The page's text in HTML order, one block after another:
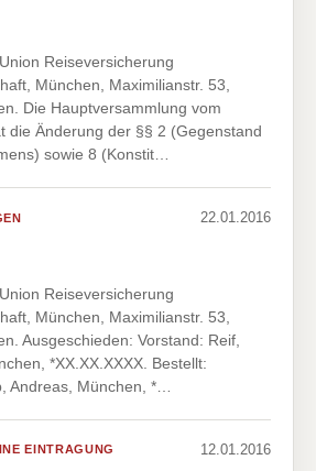
Reiseversicherung
München, Maximilianstr. 53,
Die Hauptversammlung vom
die Änderung der §§ 2 (Gegenstand
sowie 8 (Konstit…
22.01.2016
Reiseversicherung
München, Maximilianstr. 53,
Ausgeschieden: Vorstand: Reif,
*XX.XX.XXXX. Bestellt:
Andreas, München, *…
EINTRAGUNG 12.01.2016